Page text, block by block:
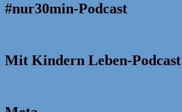
#nur30min-Podcast
Mit Kindern Leben-Podcast